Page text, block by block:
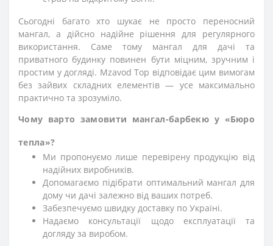
Сьогодні багато хто шукає не просто переносний
мангал, а дійсно надійне рішення для регулярного
використання. Саме тому мангал для дачі та
приватного будинку повинен бути міцним, зручним і
простим у догляді. Mzavod Тор відповідає цим вимогам
без зайвих складних елементів — усе максимально
практично та зрозуміло.
Чому варто замовити мангал-барбекю у «Бюро
тепла»?
Ми пропонуємо лише перевірену продукцію від
надійних виробників.
Допомагаємо підібрати оптимальний мангал для
дому чи дачі залежно від ваших потреб.
Забезпечуємо швидку доставку по Україні.
Надаємо консультації щодо експлуатації та
догляду за виробом.